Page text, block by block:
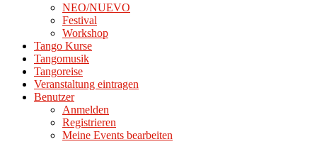
NEO/NUEVO
Festival
Workshop
Tango Kurse
Tangomusik
Tangoreise
Veranstaltung eintragen
Benutzer
Anmelden
Registrieren
Meine Events bearbeiten